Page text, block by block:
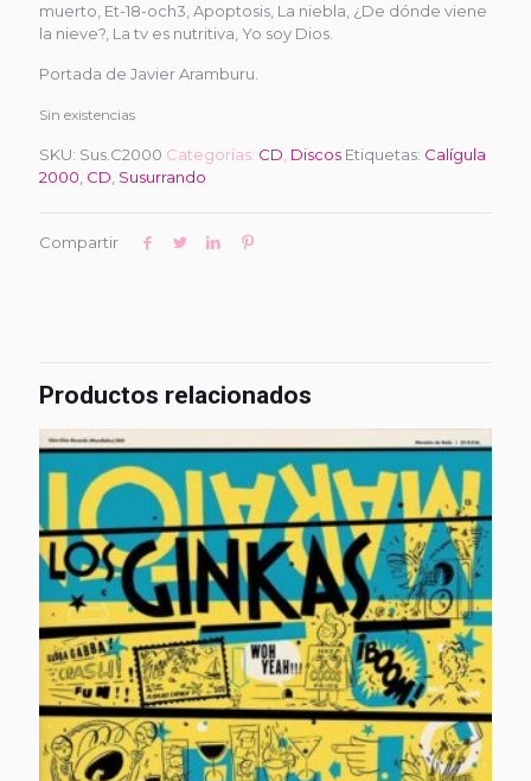
muerto, Et-18-och3, Apoptosis, La niebla, ¿De dónde viene
la nieve?, La tv es nutritiva, Yo soy Dios.
Portada de Javier Aramburu.
Sin existencias
SKU: Sus.C2000 Categorías: CD Discos Etiquetas: Calígula
2000 CD Susurrando
Compartir
Productos relacionados